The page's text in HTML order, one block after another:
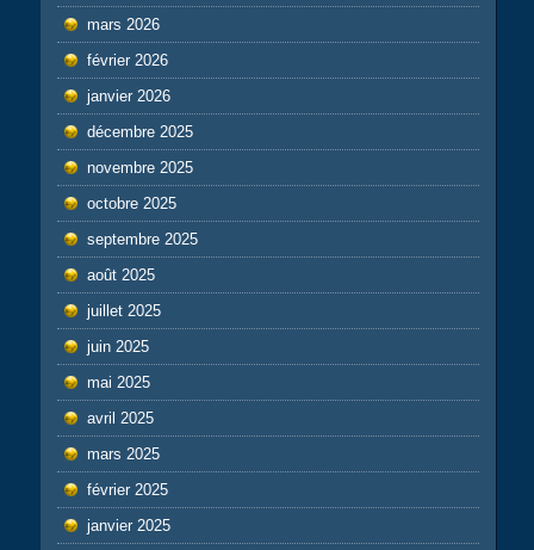
mars 2026
février 2026
janvier 2026
décembre 2025
novembre 2025
octobre 2025
septembre 2025
août 2025
juillet 2025
juin 2025
mai 2025
avril 2025
mars 2025
février 2025
janvier 2025